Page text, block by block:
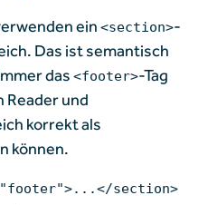
ein<section>-
Das ist semantisch
das<footer>-Tag
Reader und
korrekt als
können.
section>